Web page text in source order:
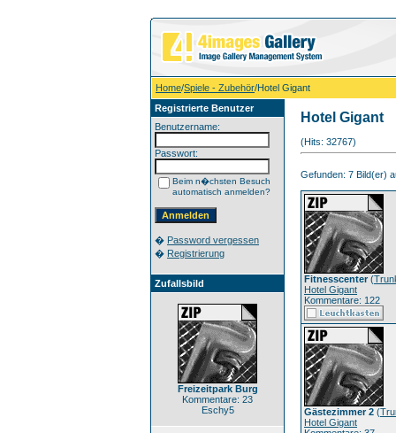
Home/Spiele - Zubehör/Hotel Gigant
Registrierte Benutzer
Benutzername:
Passwort:
Beim n�chsten Besuch
automatisch anmelden?
� Password vergessen
� Registrierung
Zufallsbild
Freizeitpark Burg
Kommentare: 23
Eschy5
Hotel Gigant
(Hits: 32767)
Gefunden: 7 Bild(er)
Fitnesscenter(
Hotel Gigant
Kommentare: 122
Gästezimmer 2 (
Hotel Gigant